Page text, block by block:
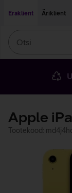
Eraklient
Äriklient
Apple
Tootekood: